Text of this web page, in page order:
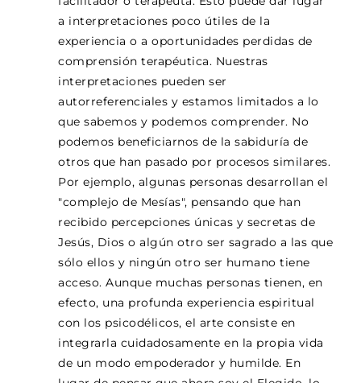
a interpretaciones poco útiles de la
experiencia o a oportunidades perdidas de
comprensión terapéutica. Nuestras
interpretaciones pueden ser
autorreferenciales y estamos limitados a lo
que sabemos y podemos comprender. No
podemos beneficiarnos de la sabiduría de
otros que han pasado por procesos similares.
Por ejemplo, algunas personas desarrollan el
"complejo de Mesías", pensando que han
recibido percepciones únicas y secretas de
Jesús, Dios o algún otro ser sagrado a las que
sólo ellos y ningún otro ser humano tiene
acceso. Aunque muchas personas tienen, en
efecto, una profunda experiencia espiritual
con los psicodélicos, el arte consiste en
integrarla cuidadosamente en la propia vida
de un modo empoderador y humilde. En